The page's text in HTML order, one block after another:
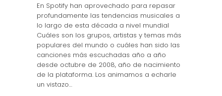
En Spotify han aprovechado para repasar
profundamente las tendencias musicales a
lo largo de esta década a nivel mundial
Cuáles son los grupos, artistas y temas más
populares del mundo o cuáles han sido las
canciones más escuchadas año a año
desde octubre de 2008, año de nacimiento
de la plataforma. Los animamos a echarle
un vistazo…